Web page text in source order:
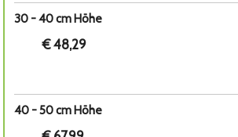
30 - 40 cm Höhe
€ 48,29
40 - 50 cm Höhe